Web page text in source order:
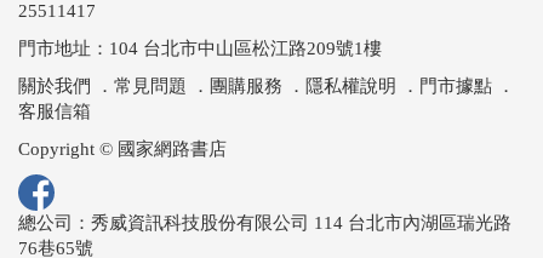
25511417
門市地址：104 台北市中山區松江路209號1樓
關於我們
． 常見問題 ． 團購服務 ． 隱私權說明 ． 門市據點 ．
客服信箱
Copyright © 國家網路書店
總公司：秀威資訊科技股份有限公司 114 台北市內湖區瑞光路
76巷65號